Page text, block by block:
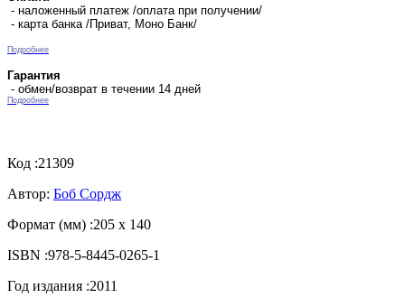
- наложенный платеж /оплата при получении/
- карта банка /Приват, Моно Банк/
Подробнее
Гарантия
- обмен/возврат в течении 14 дней
Подробнее
Код :21309
Автор: Боб Сордж
Формат (мм) :205 х 140
ISBN :978-5-8445-0265-1
Год издания :2011